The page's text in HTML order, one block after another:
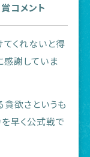
コメント
くれないと得
感謝していま
欲さというも
早く公式戦で